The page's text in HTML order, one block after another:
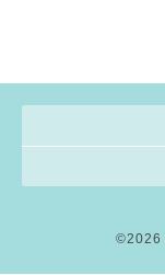
©2026